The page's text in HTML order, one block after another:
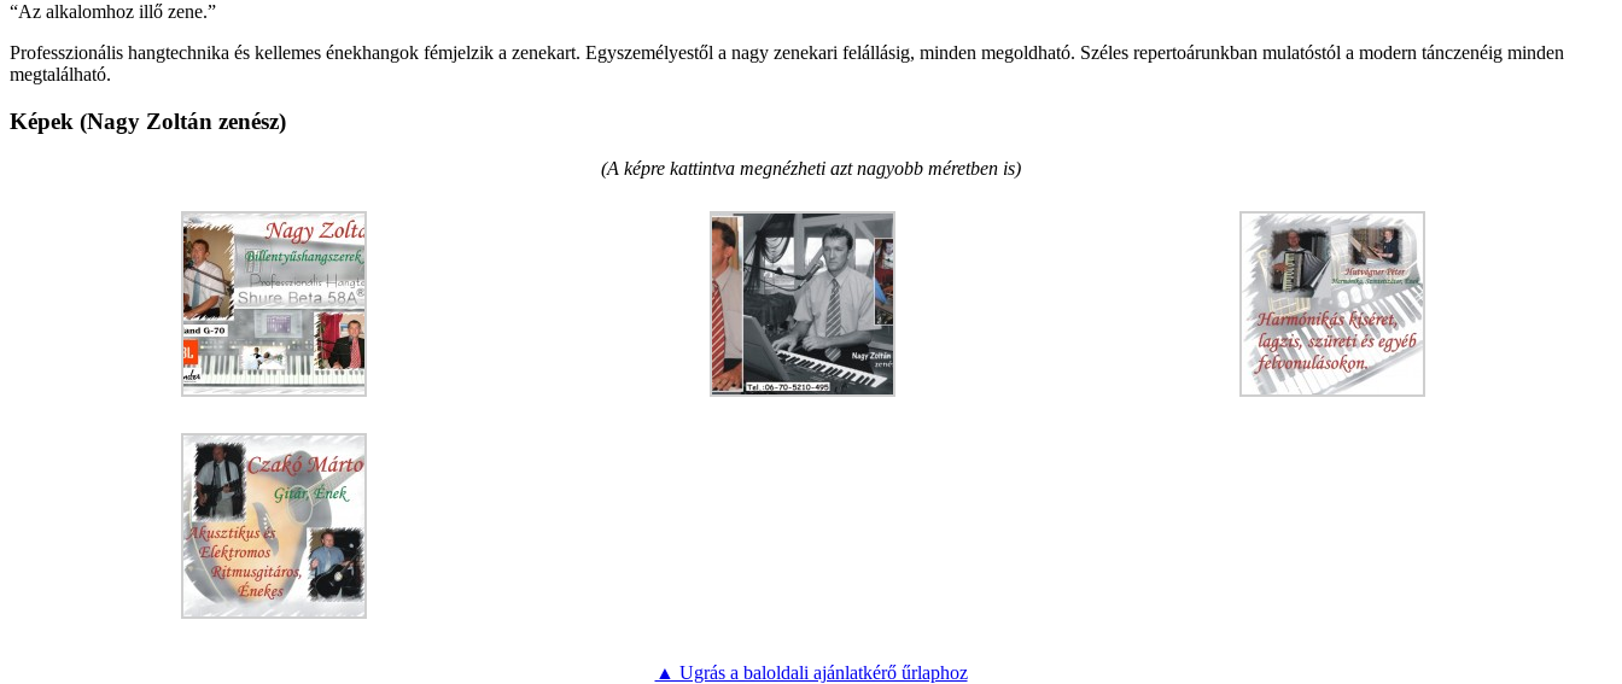
“Az alkalomhoz illő zene.”
Professzionális hangtechnika és kellemes énekhangok fémjelzik a zenekart. Egyszemélyestől a nagy zenekari felállásig, minden megoldható. Széles repertoárunkban mulatóstól a modern tánczenéig minden
megtalálható.
Képek (Nagy Zoltán zenész)
(A képre kattintva megnézheti azt nagyobb méretben is)
▲ Ugrás a baloldali ajánlatkérő űrlaphoz